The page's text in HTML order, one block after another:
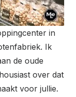
in
Ik
de oude
over dat
voor jullie.